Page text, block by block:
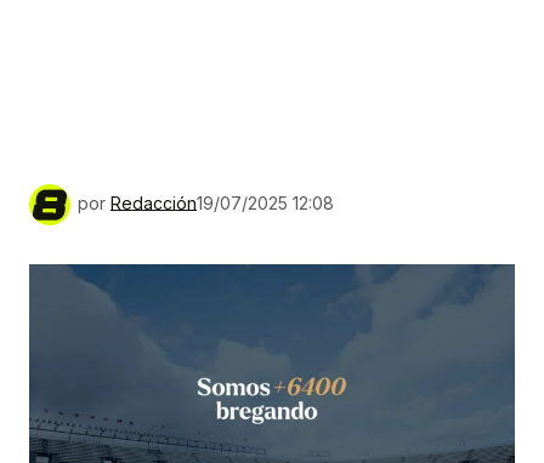
por Redacción19/07/2025 12:08